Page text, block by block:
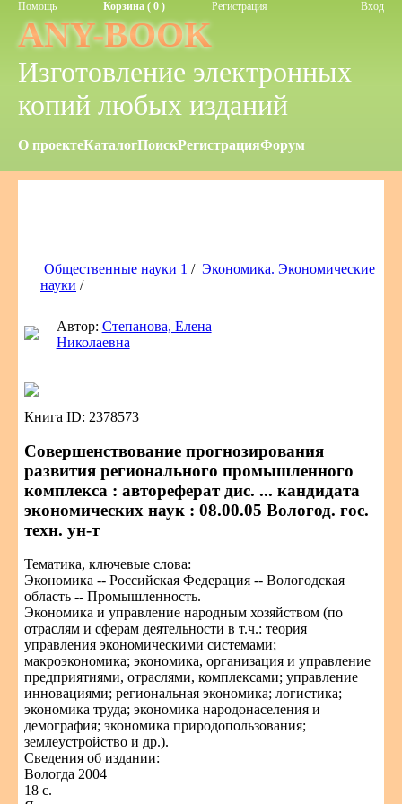
Помощь Корзина ( 0 ) Регистрация Вход
ANY-BOOK
Изготовление электронных
копий любых изданий
О проектеКаталогПоискРегистрацияФорум
Общественные науки 1 / Экономика. Экономические
науки /
Автор: Степанова, Елена
Николаевна
Книга ID: 2378573
Совершенствование прогнозирования
развития регионального промышленного
комплекса : автореферат дис. ... кандидата
экономических наук : 08.00.05 Вологод. гос.
техн. ун-т
Тематика, ключевые слова:
Экономика -- Российская Федерация -- Вологодская
область -- Промышленность.
Экономика и управление народным хозяйством (по
отраслям и сферам деятельности в т.ч.: теория
управления экономическими системами;
макроэкономика; экономика, организация и управление
предприятиями, отраслями, комплексами; управление
инновациями; региональная экономика; логистика;
экономика труда; экономика народонаселения и
демография; экономика природопользования;
землеустройство и др.).
Сведения об издании:
Вологда 2004
18 с.